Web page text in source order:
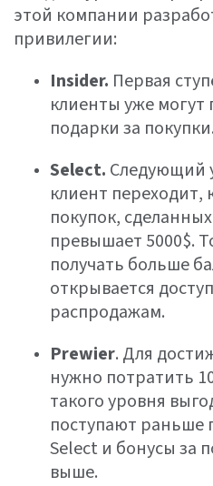
этой компании
привилегии:
Insider. Первая
клиенты уже могут
подарки за покупки.
Select. Следующий
клиент переходит,
покупок,
превышает 5000$.
получать больше
открывается
распродажам.
Prewier. Для
нужно потратить
такого уровня
поступают раньше
Select и бонусы за
выше.